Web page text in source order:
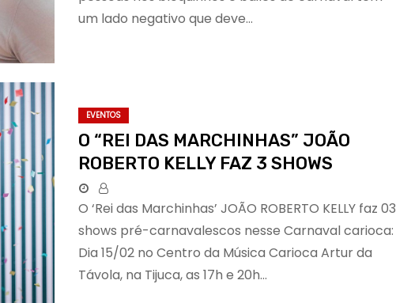
um lado negativo que deve…
EVENTOS
O “REI DAS MARCHINHAS” JOÃO
ROBERTO KELLY FAZ 3 SHOWS
O ‘Rei das Marchinhas’ JOÃO ROBERTO KELLY faz 03
shows pré-carnavalescos nesse Carnaval carioca:
Dia 15/02 no Centro da Música Carioca Artur da
Távola, na Tijuca, as 17h e 20h…